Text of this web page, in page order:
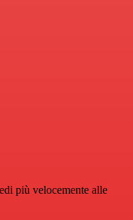
più velocemente alle